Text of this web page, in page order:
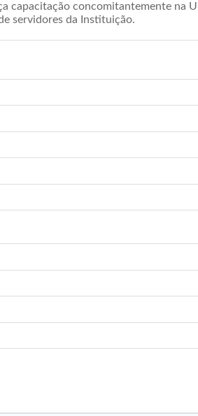
capacitação concomitantemente na
servidores da Instituição.